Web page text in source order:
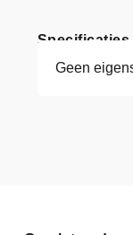
Specificaties
Geen